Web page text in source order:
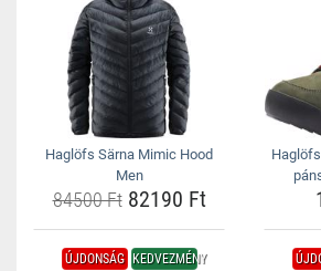
Haglöfs Särna Mimic Hood
Men
84500 Ft82190 Ft
ÚJDONSÁG KEDVEZMÉNY